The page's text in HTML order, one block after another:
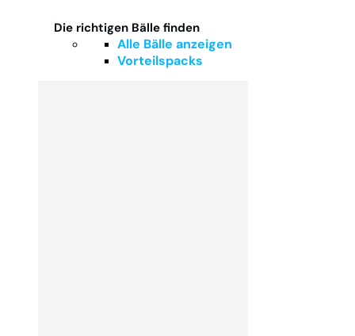
Die richtigen Bälle finden
Alle Bälle anzeigen
Vorteilspacks